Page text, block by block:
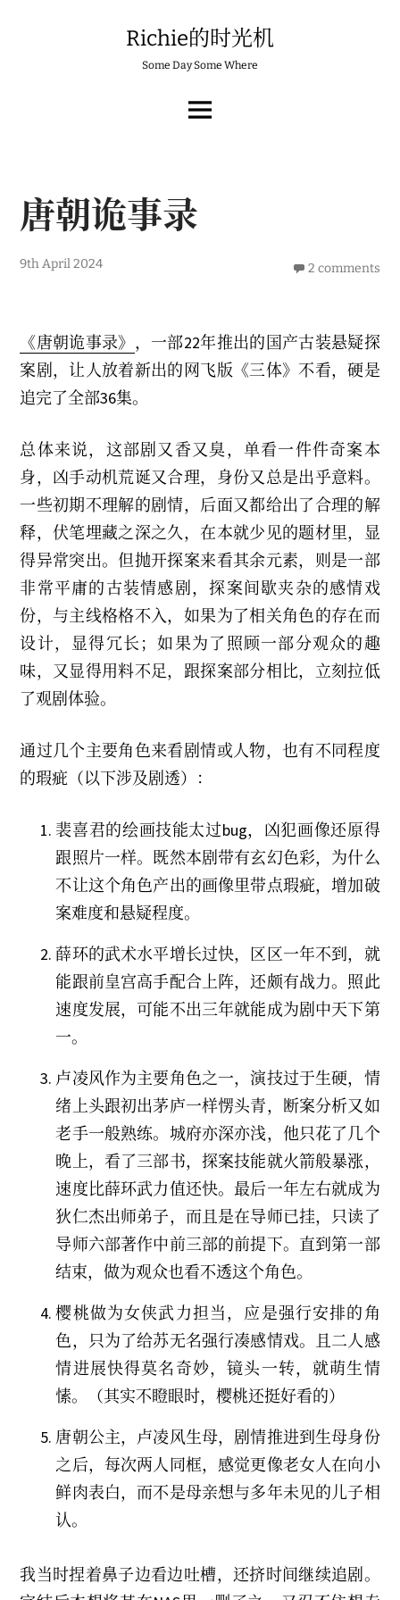
Richie的时光机
Some Day Some Where
MENU
唐朝诡事录
9th April 2024 2 comments
《唐朝诡事录》 ，一部22年推出的国产古装悬疑探
案剧，让人放着新出的网飞版《三体》不看，硬是
追完了全部36集。
总体来说，这部剧又香又臭，单看一件件奇案本
身，凶手动机荒诞又合理，身份又总是出乎意料。
一些初期不理解的剧情，后面又都给出了合理的解
释，伏笔埋藏之深之久，在本就少见的题材里，显
得异常突出。但抛开探案来看其余元素，则是一部
非常平庸的古装情感剧，探案间歇夹杂的感情戏
份，与主线格格不入，如果为了相关角色的存在而
设计，显得冗长；如果为了照顾一部分观众的趣
味，又显得用料不足，跟探案部分相比，立刻拉低
了观剧体验。
通过几个主要角色来看剧情或人物，也有不同程度
的瑕疵（以下涉及剧透）：
裴喜君的绘画技能太过bug，凶犯画像还原得
跟照片一样。既然本剧带有玄幻色彩，为什么
不让这个角色产出的画像里带点瑕疵，增加破
案难度和悬疑程度。
薛环的武术水平增长过快，区区一年不到，就
能跟前皇宫高手配合上阵，还颇有战力。照此
速度发展，可能不出三年就能成为剧中天下第
一。
卢凌风作为主要角色之一，演技过于生硬，情
绪上头跟初出茅庐一样愣头青，断案分析又如
老手一般熟练。城府亦深亦浅，他只花了几个
晚上，看了三部书，探案技能就火箭般暴涨，
速度比薛环武力值还快。最后一年左右就成为
狄仁杰出师弟子，而且是在导师已挂，只读了
导师六部著作中前三部的前提下。直到第一部
结束，做为观众也看不透这个角色。
樱桃做为女侠武力担当，应是强行安排的角
色，只为了给苏无名强行凑感情戏。且二人感
情进展快得莫名奇妙，镜头一转，就萌生情
愫。（其实不瞪眼时，樱桃还挺好看的）
唐朝公主，卢凌风生母，剧情推进到生母身份
之后，每次两人同框，感觉更像老女人在向小
鲜肉表白，而不是母亲想与多年未见的儿子相
认。
我当时捏着鼻子边看边吐槽，还挤时间继续追剧。